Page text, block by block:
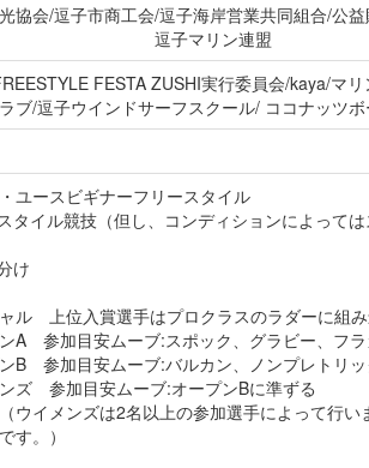
協会/逗子市商工会/逗子海岸営業共同組合/公
マリン連盟
FESTA ZUSHI実行委員会/kaya/マ
ブ/逗子ウインドサーフスクール/ ココナッツ
ユース ビギナーフリースタイル
タイル競技（但し、コンディションによって
け
ロ
ャル 上位入賞選手はプロクラスのラダーに組
ンA 参加目安ムーブ:スポック、グラビー、フ
ンB 参加目安ムーブ:バルカン、ノンプレトリ
ンズ 参加目安ムーブ:オープンBに準ずる
ンズは2名以上の参加選手によって行いま
す。）